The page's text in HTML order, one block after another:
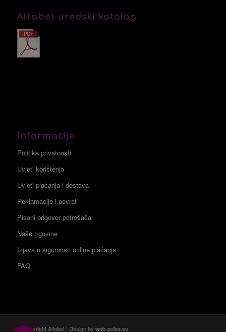
Alfabet uredski katalog
Informacije
Politika privatnosti
Uvjeti korištenja
Uvjeti plaćanja i dostava
Reklamacije i povrat
Pisani prigovor potrošača
Naše trgovine
Izjava o sigurnosti online plaćanja
FAQ
© Copyright Alfabet | Design by web-pulse.eu